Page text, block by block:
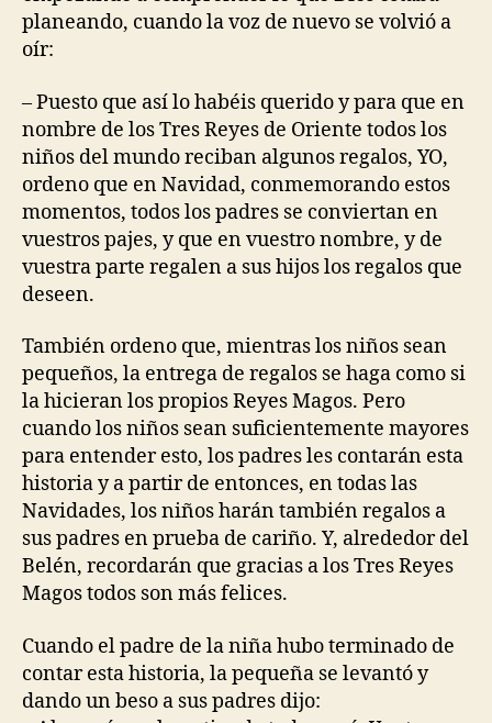
planeando, cuando la voz de nuevo se volvió a
oír:
– Puesto que así lo habéis querido y para que en
nombre de los Tres Reyes de Oriente todos los
niños del mundo reciban algunos regalos, YO,
ordeno que en Navidad, conmemorando estos
momentos, todos los padres se conviertan en
vuestros pajes, y que en vuestro nombre, y de
vuestra parte regalen a sus hijos los regalos que
deseen.
También ordeno que, mientras los niños sean
pequeños, la entrega de regalos se haga como si
la hicieran los propios Reyes Magos. Pero
cuando los niños sean suficientemente mayores
para entender esto, los padres les contarán esta
historia y a partir de entonces, en todas las
Navidades, los niños harán también regalos a
sus padres en prueba de cariño. Y, alrededor del
Belén, recordarán que gracias a los Tres Reyes
Magos todos son más felices.
Cuando el padre de la niña hubo terminado de
contar esta historia, la pequeña se levantó y
dando un beso a sus padres dijo: